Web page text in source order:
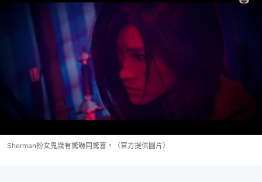
Sherman扮女鬼幾有驚嚇同驚喜。（官方提供圖片）